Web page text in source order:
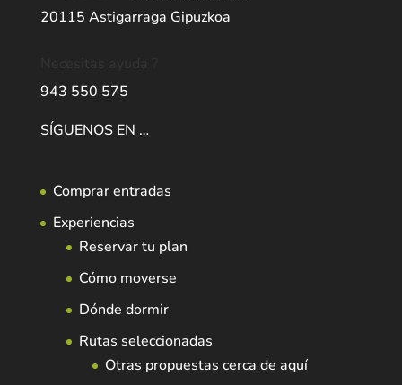
20115 Astigarraga Gipuzkoa
943 550 575
SÍGUENOS EN …
Comprar entradas
Experiencias
Reservar tu plan
Cómo moverse
Dónde dormir
Rutas seleccionadas
Otras propuestas cerca de aquí